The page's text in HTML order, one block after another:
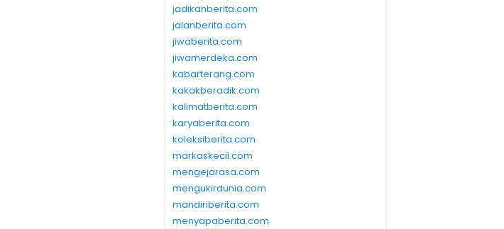
jadikanberita.com
jalanberita.com
jiwaberita.com
jiwamerdeka.com
kabarterang.com
kakakberadik.com
kalimatberita.com
karyaberita.com
koleksiberita.com
markaskecil.com
mengejarasa.com
mengukirdunia.com
mandiriberita.com
menyapaberita.com